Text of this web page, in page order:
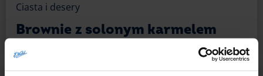
Ciasta i desery
Brownie z solonym karmelem